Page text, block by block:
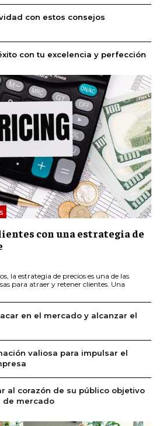
con estos consejos
con tu excelencia y perfección
con una estrategia de
la estrategia de precios es una de las
para atraer y retener clientes. Una
en el mercado y alcanzar el
valiosa para impulsar el
al corazón de su público objetivo
de mercado